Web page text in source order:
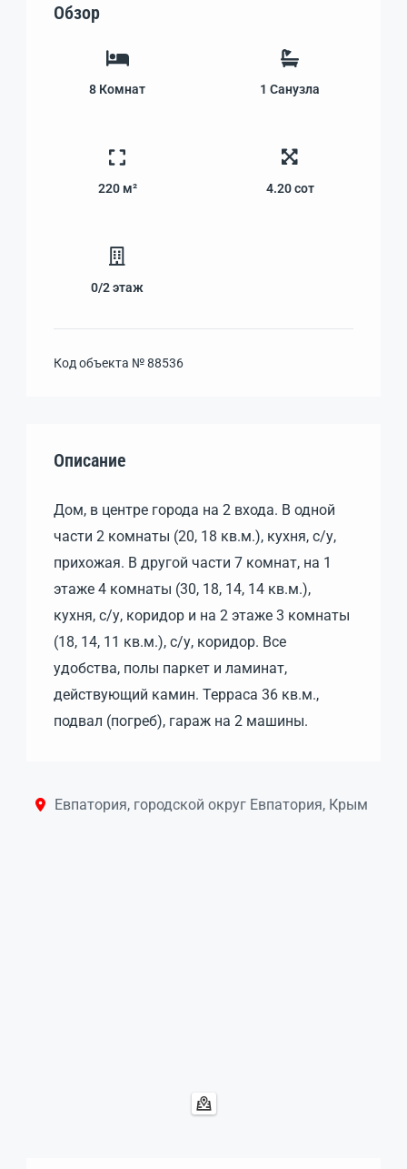
Обзор
8 Комнат 1 Санузла
220 м² 4.20 сот
0/2этаж
Код объекта №88536
Описание
Дом, в центре города на 2 входа. В одной
части 2 комнаты (20, 18 кв.м.), кухня, с/у,
прихожая. В другой части 7 комнат, на 1
этаже 4 комнаты (30, 18, 14, 14 кв.м.),
кухня, с/у, коридор и на 2 этаже 3 комнаты
(18, 14, 11 кв.м.), с/у, коридор. Все
удобства, полы паркет и ламинат,
действующий камин. Терраса 36 кв.м.,
подвал (погреб), гараж на 2 машины.
Евпатория, городской округ Евпатория, Крым